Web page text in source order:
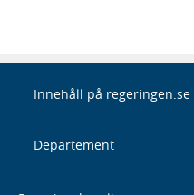
Innehåll på regeringen.se
Departement